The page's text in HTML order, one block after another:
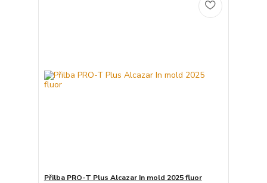
Přilba PRO-T Plus Alcazar In mold 2025 fluor